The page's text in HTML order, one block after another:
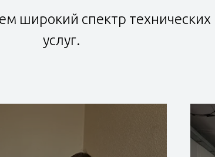
широкий спектр технических
услуг.
телефона